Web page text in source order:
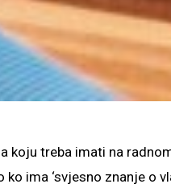
koju treba imati na
ima ‘svjesno znanje o